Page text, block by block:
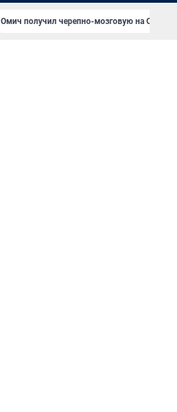
Омич получил черепно-мозговую на ОНПЗ